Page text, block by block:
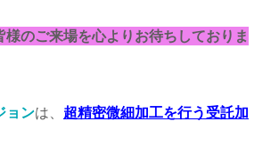
様のご来場を心よりお待ちしておりま
ョンは、 超精密微細加工を行う受託加